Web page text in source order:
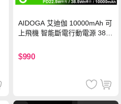
AIDOGA 艾迪伽 10000mAh 可
上飛機 智能斷電行動電源 38.5
灣BSMI/中國CCC/歐美CE/FCC
認證
$990